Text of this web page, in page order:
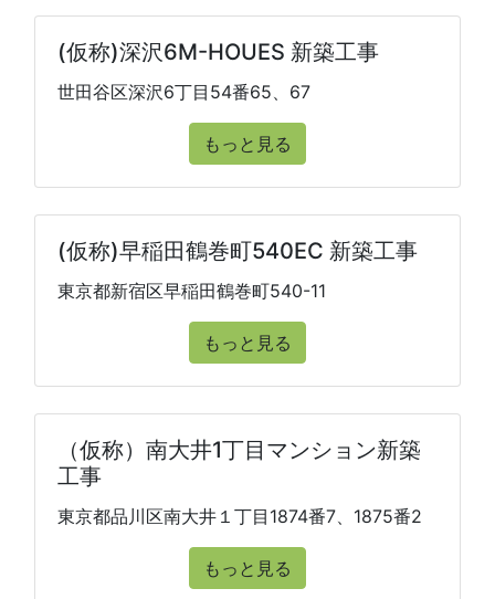
(仮称)深沢6M-HOUES 新築工事
世田谷区深沢6丁目54番65、67
もっと見る
(仮称)早稲田鶴巻町540EC 新築工事
東京都新宿区早稲田鶴巻町540-11
もっと見る
（仮称）南大井1丁目マンション新築
工事
東京都品川区南大井１丁目1874番7、1875番2
もっと見る